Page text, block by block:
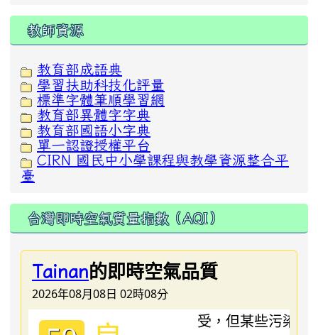
教師資源
教育部成語典
學習扶助科技化評量
標準字體筆順學習網
教育部異體字字典
教育部國語小字典
單一認證授權平台
CIRN 國民中小學課程與教學資源整合平
臺
台灣即時空氣質量指數（AQI）
Tainan的即時空氣品質
2026年08月08日 02時08分